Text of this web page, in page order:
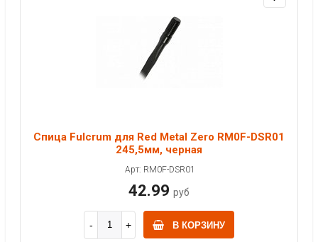
Спица Fulcrum для Red Metal Zero RM0F-DSR01
245,5мм, черная
Арт: RM0F-DSR01
42.99 руб
В КОРЗИНУ